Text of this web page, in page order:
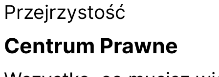
Przejrzystość
Centrum Prawne